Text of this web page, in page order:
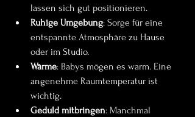
lassen sich gut positionieren.
Ruhige Umgebung: Sorge für eine
entspannte Atmosphäre zu Hause
oder im Studio.
Wärme: Babys mögen es warm. Eine
angenehme Raumtemperatur ist
wichtig.
Geduld mitbringen: Manchmal